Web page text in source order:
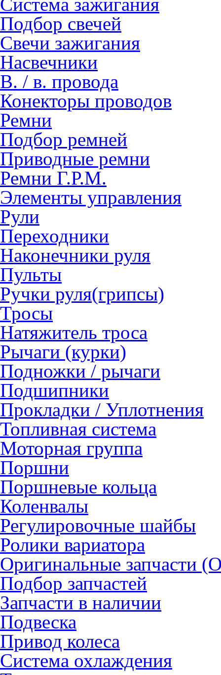
Подбор свечей
Свечи зажигания
Насвечники
В. / в. провода
Конекторы проводов
Ремни
Подбор ремней
Приводные ремни
Ремни Г.Р.М.
Элементы управления
Рули
Переходники
Наконечники руля
Пульты
Ручки руля(грипсы)
Тросы
Натяжитель троса
Рычаги (курки)
Подножки / рычаги
Подшипники
Прокладки / Уплотнения
Топливная система
Моторная группа
Поршни
Поршневые кольца
Коленвалы
Регулировочные шайбы
Ролики вариатора
Оригинальные запчасти
Подбор запчастей
Запчасти в наличии
Подвеска
Привод колеса
Система охлаждения